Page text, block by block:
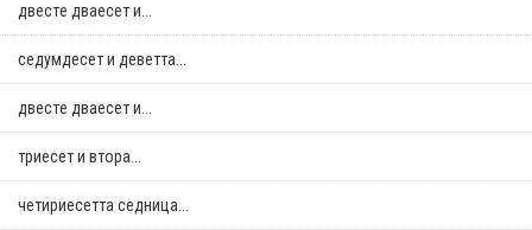
двестe дваесет и...
седумдесет и деветта...
двестe дваесет и...
триесет и втора...
четириесетта седница...